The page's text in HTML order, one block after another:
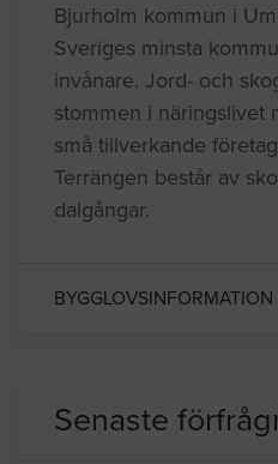
Bjurholm kommun i
Sveriges minsta
invånare. Jord- och
stommen i näringslivet
små tillverkande
Terrängen består av
dalgångar.
Senaste